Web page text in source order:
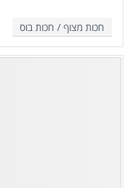
חכות מצוף / חכות בוס